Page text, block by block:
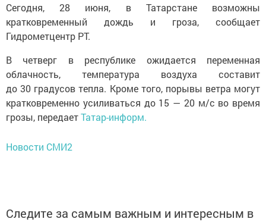
Сегодня, 28 июня, в Татарстане возможны
кратковременный дождь и гроза, сообщает
Гидрометцентр РТ.
В четверг в республике ожидается переменная
облачность, температура воздуха составит
до 30 градусов тепла. Кроме того, порывы ветра могут
кратковременно усиливаться до 15 — 20 м/с во время
грозы, передаетТатар-информ.
Новости СМИ2
Следите за самым важным и интересным в